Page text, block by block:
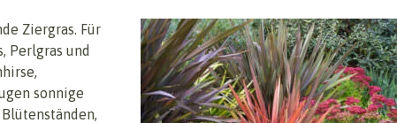
Ziergras. Für
Perlgras und
sonnige